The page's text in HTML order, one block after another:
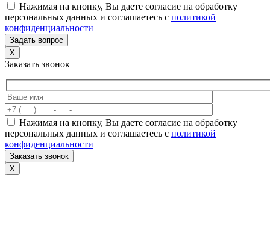
Нажимая на кнопку, Вы даете согласие на обработку
персональных данных и соглашаетесь c политикой
конфиденциальности
X
Заказать звонок
Нажимая на кнопку, Вы даете согласие на обработку
персональных данных и соглашаетесь c политикой
конфиденциальности
X